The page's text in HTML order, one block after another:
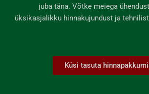
juba täna. Võtke meiega
üksikasjalikku hinnakujundust ja
Küsi tasuta